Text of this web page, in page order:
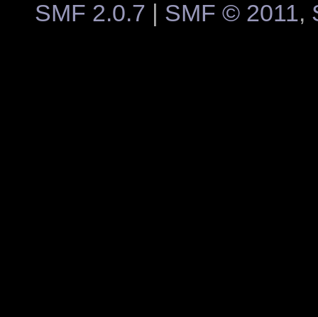
SMF 2.0.7 SMF © 2011,